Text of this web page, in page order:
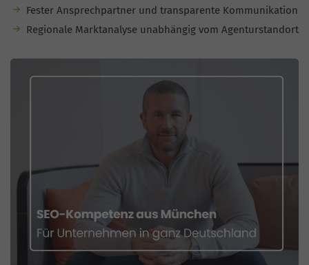
Fester Ansprechpartner und transparente Kommunikation
Regionale Marktanalyse unabhängig vom Agenturstandort